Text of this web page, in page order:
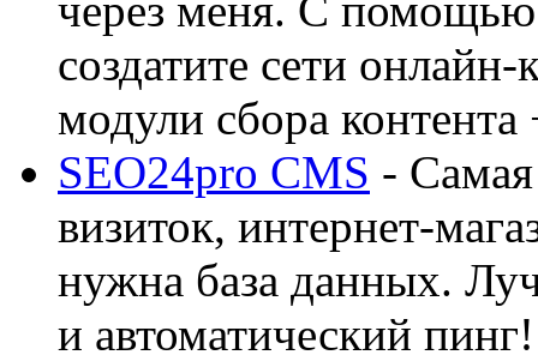
создатите сети
модули сбора
SEO24pro CMS -
визиток, интернет-
нужна база данных.
и автоматический пинг!